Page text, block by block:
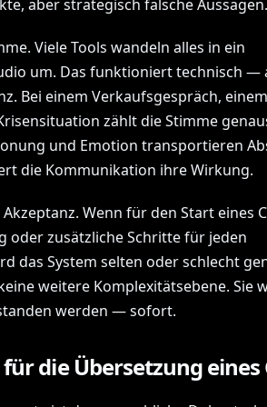
aber strategisch falsche Aussagen.
Viele Tools wandeln alles in ein
um. Das funktioniert technisch —
Bei einem Verkaufsgespräch, einem
zählt die Stimme
und Emotion transportieren
die Kommunikation ihre Wirkung.
Wenn für den Start eines
oder zusätzliche Schritte für jeden
das System selten oder schlecht
weitere Komplexitätsebene. Sie
werden — sofort.
die Übersetzung eines